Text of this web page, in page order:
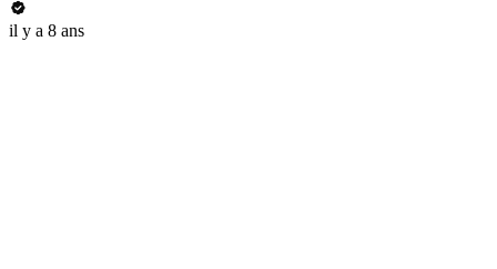
il y a 8 ans